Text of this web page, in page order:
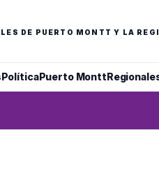
DE PUERTO MONTT Y LA
PolíticaPuerto Montt